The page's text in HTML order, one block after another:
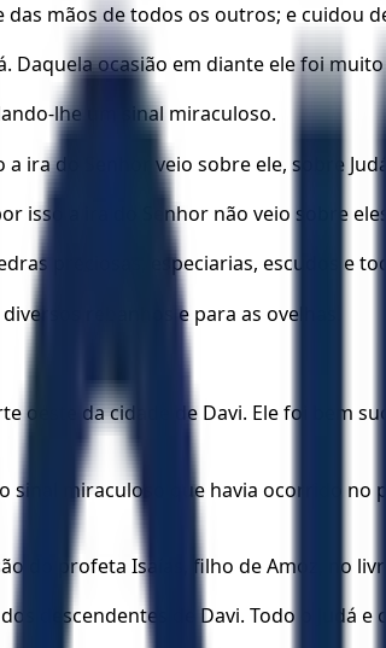
das mãos de todos os outros; e cuidou
Daquela ocasião em diante ele foi
lhe um sinal miraculoso.
ira do Senhor veio sobre ele, sobre
isso a ira do Senhor não veio sobre
preciosas, especiarias, escudos e
rebanhos e para as ovelhas.
oeste da cidade de Davi. Ele foi bem
sinal miraculoso que havia ocorrido no
do profeta Isaías, filho de Amoz, no
descendentes de Davi. Todo o Judá